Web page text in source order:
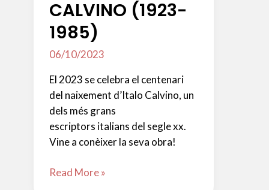
CALVINO (1923-
1985)
06/10/2023
El 2023 se celebra el centenari
del naixement d’Italo Calvino, un
dels més grans
escriptors italians del segle xx.
Vine a conèixer la seva obra!
BIBLIOTECA-
Read More »